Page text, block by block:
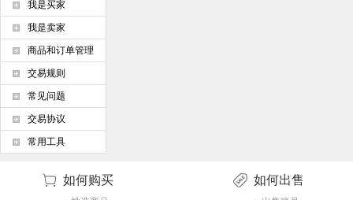
我是买家
我是卖家
商品和订单管理
交易规则
常见问题
交易协议
常用工具
如何购买 如何出售